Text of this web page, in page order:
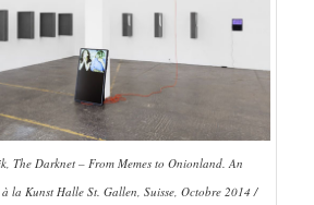
The Darknet – From Memes to Onionland. An
la Kunst Halle St. Gallen, Suisse, Octobre 2014 /